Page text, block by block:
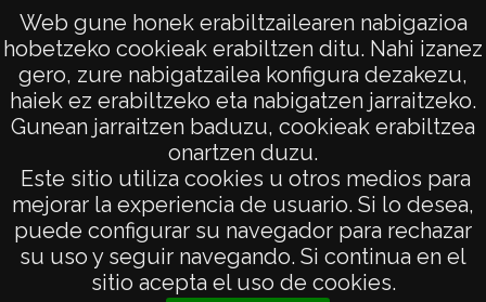
Web gune honek erabiltzailearen nabigazioa
hobetzeko cookieak erabiltzen ditu. Nahi izanez
gero, zure nabigatzailea konfigura dezakezu,
haiek ez erabiltzeko eta nabigatzen jarraitzeko.
Gunean jarraitzen baduzu, cookieak erabiltzea
onartzen duzu.
Este sitio utiliza cookies u otros medios para
mejorar la experiencia de usuario. Si lo desea,
puede configurar su navegador para rechazar
su uso y seguir navegando. Si continua en el
sitio acepta el uso de cookies.
Vías del tren
AVISO LEGAL
POLÍTICA DE PRIVACIDAD
ACCESIBILIDAD
ATENCIÓN CIUDADANA